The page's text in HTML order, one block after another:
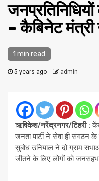
– कैबिनेट मंत्री
1 min read
5 years ago admin
ऋषिकेश/नरेंद्रनगर/टिहरी :
जनता पार्टी ने सेवा ही संगठन
सुबोध उनियाल ने दो ग्राम
जीतने के लिए लोेगों को